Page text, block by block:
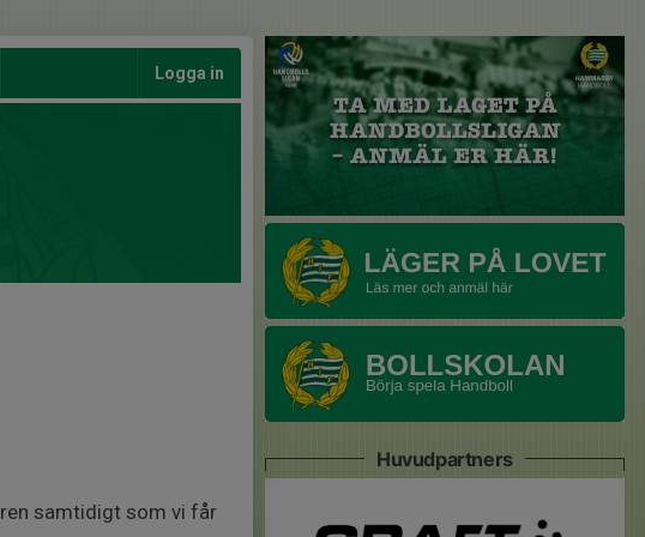
Logga in
samtidigt som vi får
Huvudpartners